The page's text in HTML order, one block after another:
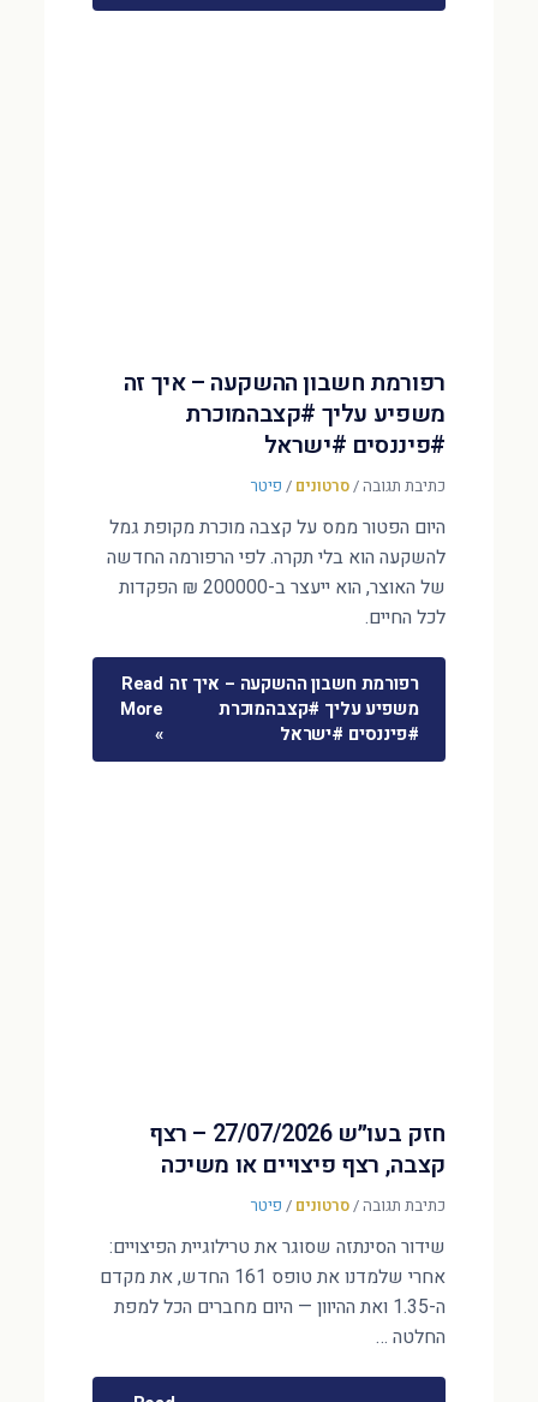
רפורמת חשבון ההשקעה – איך זה
משפיע עליך #קצבהמוכרת
#פיננסים #ישראל
כתיבת תגובה/סרטונים / פיטר
היום הפטור ממס על קצבה מוכרת מקופת גמל
להשקעה הוא בלי תקרה. לפי הרפורמה החדשה
של האוצר, הוא ייעצר ב-200000 ₪ הפקדות
לכל החיים.
רפורמת חשבון ההשקעה – איך זה
משפיע עליך #קצבהמוכרת
#פיננסים #ישראל
Read
More
»
חזק בעו״ש 27/07/2026 – רצף
קצבה, רצף פיצויים או משיכה
כתיבת תגובה/סרטונים / פיטר
שידור הסינתזה שסוגר את טרילוגיית הפיצויים:
אחרי שלמדנו את טופס 161 החדש, את מקדם
ה-1.35 ואת ההיוון — היום מחברים הכל למפת
החלטה …